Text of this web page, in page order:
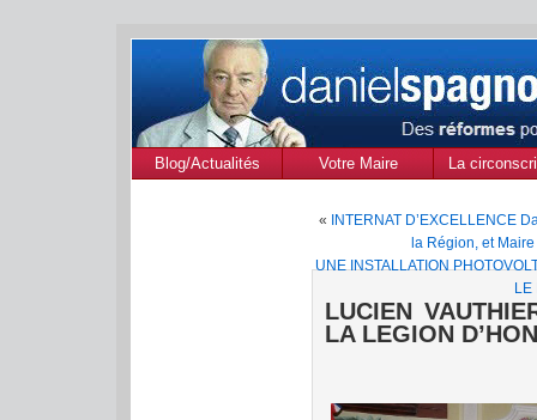
Blog/Actualités Votre Maire
La
«
INTERNAT D’EXCELLENCE
la Région, et
UNE INSTALLATION
LE
LUCIEN
LA LEGION